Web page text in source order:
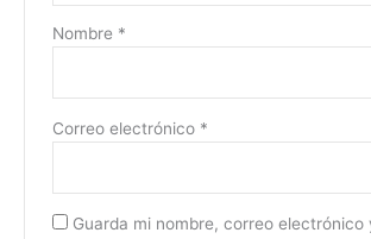
Nombre *
Correo electrónico *
Guarda mi nombre, correo electrónico